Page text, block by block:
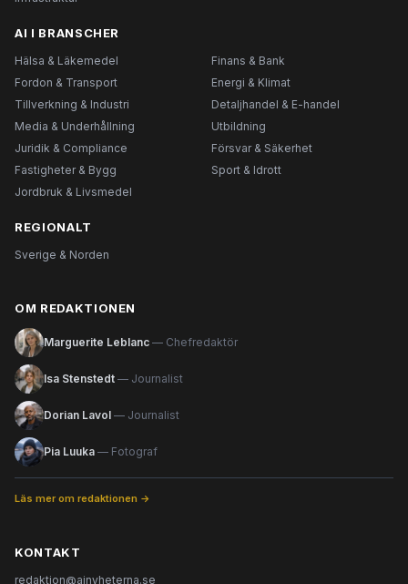
AI I BRANSCHER
Hälsa & Läkemedel
Finans & Bank
Fordon & Transport
Energi & Klimat
Tillverkning & Industri
Detaljhandel & E-handel
Media & Underhållning
Utbildning
Juridik & Compliance
Försvar & Säkerhet
Fastigheter & Bygg
Sport & Idrott
Jordbruk & Livsmedel
REGIONALT
Sverige & Norden
OM REDAKTIONEN
Marguerite Leblanc — Chefredaktör
Isa Stenstedt — Journalist
Dorian Lavol — Journalist
Pia Luuka — Fotograf
Läs mer om redaktionen →
KONTAKT
redaktion@ainyheterna.se